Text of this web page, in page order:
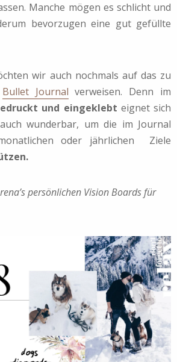
Manche mögen es schlicht und
bevorzugen eine gut gefüllte
wir auch nochmals auf das zu
Bullet Journal verweisen. Denn im
und eingeklebt eignet sich
wunderbar, um die im Journal
oder jährlichen Ziele
persönlichen Vision Boards für